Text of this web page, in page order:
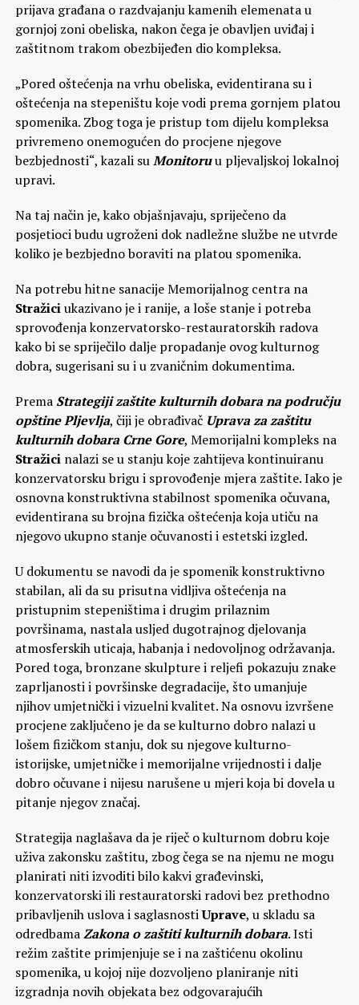
prijava građana o razdvajanju kamenih elemenata u
gornjoj zoni obeliska, nakon čega je obavljen uviđaj i
zaštitnom trakom obezbijeđen dio kompleksa.
„Pored oštećenja na vrhu obeliska, evidentirana su i
oštećenja na stepeništu koje vodi prema gornjem platou
spomenika. Zbog toga je pristup tom dijelu kompleksa
privremeno onemogućen do procjene njegove
bezbjednosti“, kazali suMonitoruu pljevaljskoj lokalnoj
upravi.
Na taj način je, kako objašnjavaju, spriječeno da
posjetioci budu ugroženi dok nadležne službe ne utvrde
koliko je bezbjedno boraviti na platou spomenika.
Na potrebu hitne sanacije Memorijalnog centra na
Stražiciukazivano je i ranije, a loše stanje i potreba
sprovođenja konzervatorsko-restauratorskih radova
kako bi se spriječilo dalje propadanje ovog kulturnog
dobra, sugerisani su i u zvaničnim dokumentima.
Prema Strategiji zaštite kulturnih dobara na području
opštine Pljevlja, čiji je obrađivač Uprava za zaštitu
kulturnih dobara Crne Gore, Memorijalni kompleks na
Stražicinalazi se u stanju koje zahtijeva kontinuiranu
konzervatorsku brigu i sprovođenje mjera zaštite. Iako je
osnovna konstruktivna stabilnost spomenika očuvana,
evidentirana su brojna fizička oštećenja koja utiču na
njegovo ukupno stanje očuvanosti i estetski izgled.
U dokumentu se navodi da je spomenik konstruktivno
stabilan, ali da su prisutna vidljiva oštećenja na
pristupnim stepeništima i drugim prilaznim
površinama, nastala usljed dugotrajnog djelovanja
atmosferskih uticaja, habanja i nedovoljnog održavanja.
Pored toga, bronzane skulpture i reljefi pokazuju znake
zaprljanosti i površinske degradacije, što umanjuje
njihov umjetnički i vizuelni kvalitet. Na osnovu izvršene
procjene zaključeno je da se kulturno dobro nalazi u
lošem fizičkom stanju, dok su njegove kulturno-
istorijske, umjetničke i memorijalne vrijednosti i dalje
dobro očuvane i nijesu narušene u mjeri koja bi dovela u
pitanje njegov značaj.
Strategija naglašava da je riječ o kulturnom dobru koje
uživa zakonsku zaštitu, zbog čega se na njemu ne mogu
planirati niti izvoditi bilo kakvi građevinski,
konzervatorski ili restauratorski radovi bez prethodno
pribavljenih uslova i saglasnostiUprave, u skladu sa
odredbamaZakona o zaštiti kulturnih dobara. Isti
režim zaštite primjenjuje se i na zaštićenu okolinu
spomenika, u kojoj nije dozvoljeno planiranje niti
izgradnja novih objekata bez odgovarajućih